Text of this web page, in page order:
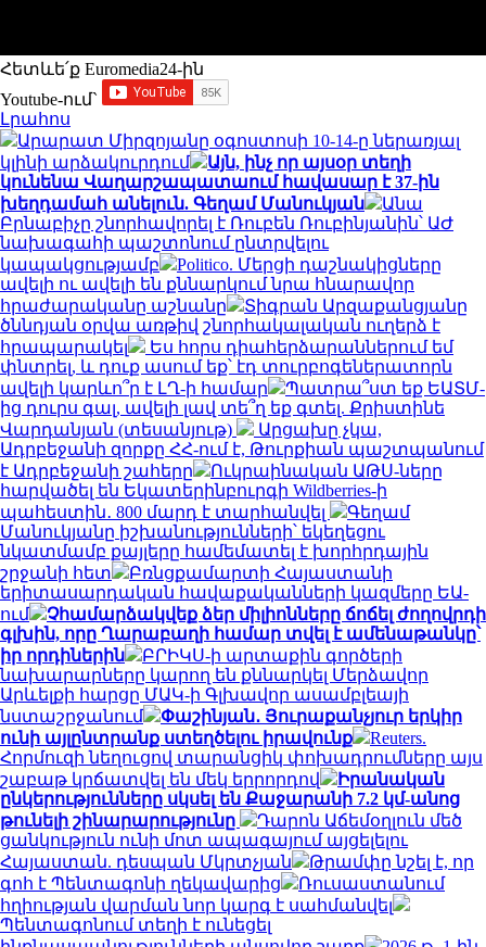
Հետևե՛ք Euromedia24-ին
Youtube-ում`
Լրահոս
Արարատ Միրզոյանը օգոստոսի 10-14-ը ներառյալ
կլինի արձակուրդում
Այն, ինչ որ այսօր տեղի
կունենա Վաղարշապատաում հավասար է 37-ին
խեղդամահ անելուն. Գեղամ Մանուկյան
Անա
Բրնաբիչը շնորհավորել է Ռուբեն Ռուբինյանին՝ ԱԺ
նախագահի պաշտոնում ընտրվելու
կապակցությամբ
Politico. Մերցի դաշնակիցները
ավելի ու ավելի են քննարկում նրա հնարավոր
հրաժարականը աշնանը
Տիգրան Արզաքանցյանը
ծննդյան օրվա առթիվ շնորհակալական ուղերձ է
հրապարակել
Ես հորս դիահերձարաններում եմ
փնտրել, և դուք ասում եք՝ էդ տուրբոգեներատորն
ավելի կարևո՞ր է ԼՂ-ի համար
Պատրա՞ստ եք ԵԱՏՄ-
ից դուրս գալ, ավելի լավ տե՞ղ եք գտել. Քրիստինե
Վարդանյան (տեսանյութ)
Արցախը չկա,
Ադրբեջանի զորքը ՀՀ-ում է, Թուրքիան պաշտպանում
է Ադրբեջանի շահերը
Ուկրաինական ԱԹՍ-ները
հարվածել են Եկատերինբուրգի Wildberries-ի
պահեստին․ 800 մարդ է տարհանվել
Գեղամ
Մանուկյանը իշխանությունների՝ եկեղեցու
նկատմամբ քայլերը համեմատել է խորհրդային
շրջանի հետ
Բռնցքամարտի Հայաստանի
երիտասարդական հավաքականների կազմերը ԵԱ-
ում
Չհամարձակվեք ձեր միլիոնները ճոճել ժողովրդի
գլխին, որը Ղարաբաղի համար տվել է ամենաթանկը՝
իր որդիներին
ԲՐԻԿՍ-ի արտաքին գործերի
նախարարները կարող են քննարկել Մերձավոր
Արևելքի հարցը ՄԱԿ-ի Գլխավոր ասամբլեայի
նստաշրջանում
Փաշինյան․ Յուրաքանչյուր երկիր
ունի այլընտրանք ստեղծելու իրավունք
Reuters.
Հորմուզի նեղուցով տարանցիկ փոխադրումները այս
շաբաթ կրճատվել են մեկ երրորդով
Իրանական
ընկերությունները սկսել են Քաջարանի 7.2 կմ-անոց
թունելի շինարարությունը
Դարոն Աճեմօղլուն մեծ
ցանկություն ունի մոտ ապագայում այցելելու
Հայաստան. դեսպան Մկրտչյան
Թրամփը նշել է, որ
գոհ է Պենտագոնի ղեկավարից
Ռուսաստանում
հղիության վարման նոր կարգ է սահմանվել
Պենտագոնում տեղի է ունեցել